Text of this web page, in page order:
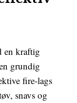
en kraftig
grundig
fire-lags
snavs og